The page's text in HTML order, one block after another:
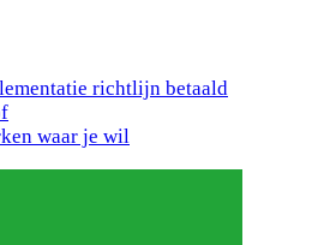
richtlijn betaald
waar je wil